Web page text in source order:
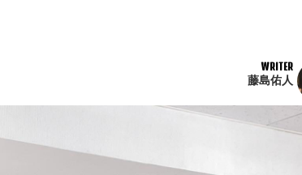
WRITER
藤島佑人